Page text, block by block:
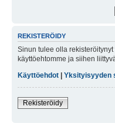
REKISTERÖIDY
Sinun tulee olla
käyttöehtomme ja siihen
Käyttöehdot
Yksityisyyden
Rekisteröidy